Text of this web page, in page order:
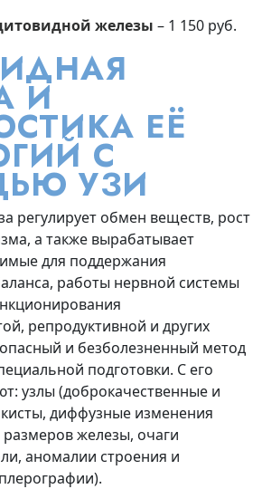
железы – 1 150 руб.
И
ЕЁ
С
УЗИ
регулирует обмен веществ, рост
а также вырабатывает
для поддержания
работы нервной системы
репродуктивной и других
и безболезненный метод
подготовки. С его
узлы (доброкачественные и
диффузные изменения
железы, очаги
аномалии строения и